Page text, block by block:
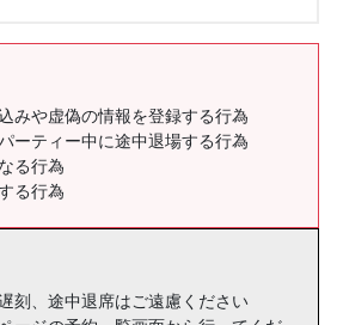
みや虚偽の情報を登録する行為
ーティー中に途中退場する行為
る行為
る行為
刻、途中退席はご遠慮ください